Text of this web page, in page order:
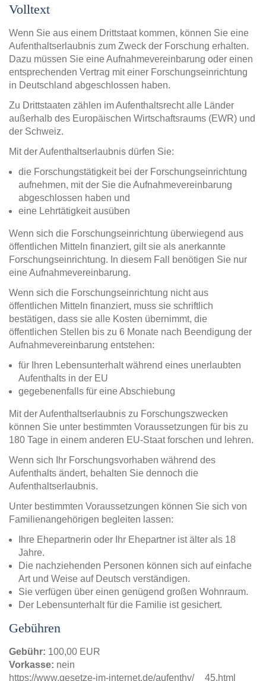
Volltext
Wenn Sie aus einem Drittstaat kommen, können Sie eine
Aufenthaltserlaubnis zum Zweck der Forschung erhalten.
Dazu müssen Sie eine Aufnahmevereinbarung oder einen
entsprechenden Vertrag mit einer Forschungseinrichtung
in Deutschland abgeschlossen haben.
Zu Drittstaaten zählen im Aufenthaltsrecht alle Länder
außerhalb des Europäischen Wirtschaftsraums (EWR) und
der Schweiz.
Mit der Aufenthaltserlaubnis dürfen Sie:
die Forschungstätigkeit bei der Forschungseinrichtung
aufnehmen, mit der Sie die Aufnahmevereinbarung
abgeschlossen haben und
eine Lehrtätigkeit ausüben
Wenn sich die Forschungseinrichtung überwiegend aus
öffentlichen Mitteln finanziert, gilt sie als anerkannte
Forschungseinrichtung. In diesem Fall benötigen Sie nur
eine Aufnahmevereinbarung.
Wenn sich die Forschungseinrichtung nicht aus
öffentlichen Mitteln finanziert, muss sie schriftlich
bestätigen, dass sie alle Kosten übernimmt, die
öffentlichen Stellen bis zu 6 Monate nach Beendigung der
Aufnahmevereinbarung entstehen:
für Ihren Lebensunterhalt während eines unerlaubten
Aufenthalts in der EU
gegebenenfalls für eine Abschiebung
Mit der Aufenthaltserlaubnis zu Forschungszwecken
können Sie unter bestimmten Voraussetzungen für bis zu
180 Tage in einem anderen EU-Staat forschen und lehren.
Wenn sich Ihr Forschungsvorhaben während des
Aufenthalts ändert, behalten Sie dennoch die
Aufenthaltserlaubnis.
Unter bestimmten Voraussetzungen können Sie sich von
Familienangehörigen begleiten lassen:
Ihre Ehepartnerin oder Ihr Ehepartner ist älter als 18
Jahre.
Die nachziehenden Personen können sich auf einfache
Art und Weise auf Deutsch verständigen.
Sie verfügen über einen genügend großen Wohnraum.
Der Lebensunterhalt für die Familie ist gesichert.
Gebühren
Gebühr: 100,00 EUR
Vorkasse: nein
https://www.gesetze-im-internet.de/aufenthv/__45.html